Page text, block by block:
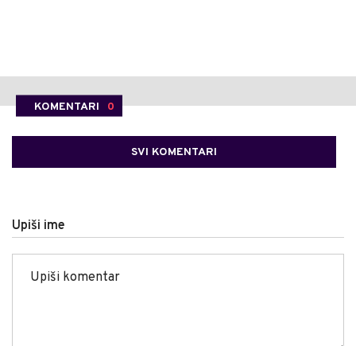
KOMENTARI 0
SVI KOMENTARI
Upiši ime